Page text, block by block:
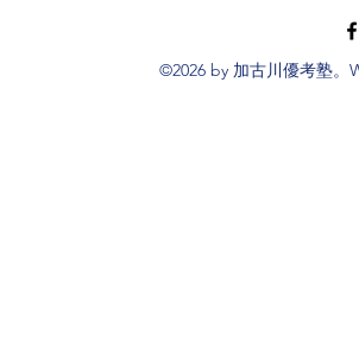
©2026 by 加古川優考塾。